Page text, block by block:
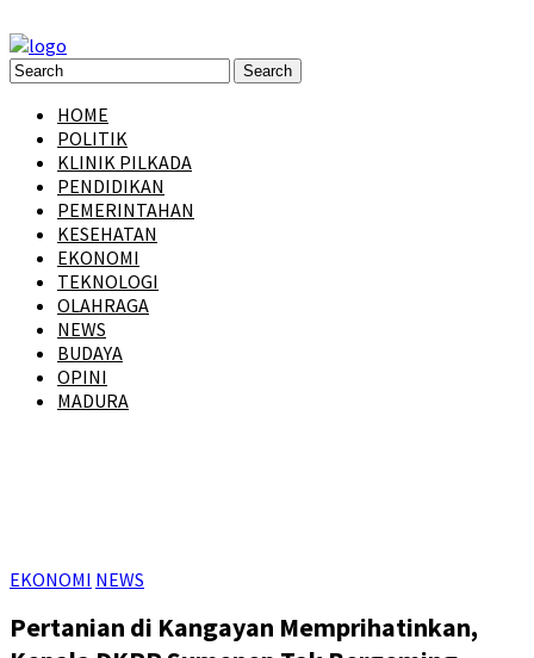
HOME
POLITIK
KLINIK PILKADA
PENDIDIKAN
PEMERINTAHAN
KESEHATAN
EKONOMI
TEKNOLOGI
OLAHRAGA
NEWS
BUDAYA
OPINI
MADURA
EKONOMI NEWS
Pertanian di Kangayan Memprihatinkan,